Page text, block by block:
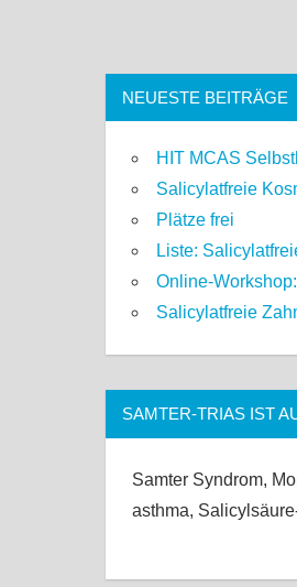
NEUESTE BEITRÄGE
HIT MCAS
Salicylatfreie
Plätze frei
Liste:
Online-
Salicylatfreie
SAMTER-TRIAS IST
Samter Syndrom,
asthma,